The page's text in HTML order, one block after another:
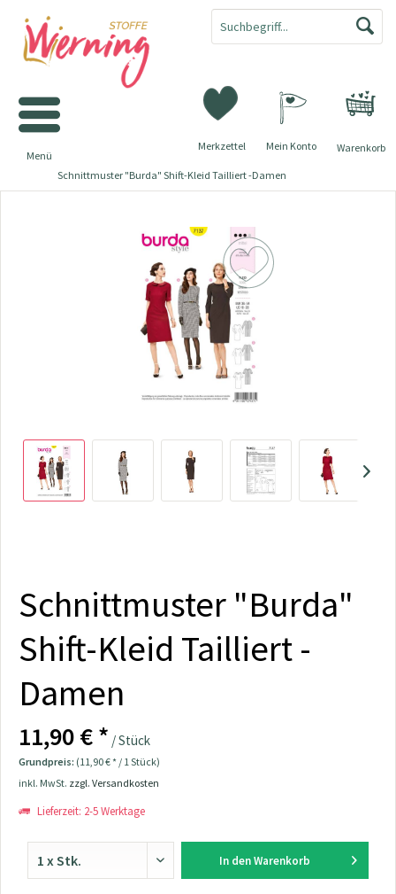
Warenkorb
Merkzettel Mein Konto
Menü
Schnittmuster "Burda" Shift-Kleid Tailliert -Damen
Schnittmuster "Burda"
Shift-Kleid Tailliert -
Damen
11,90 € * / Stück
Grundpreis: (11,90 € * / 1 Stück)
inkl. MwSt. zzgl. Versandkosten
Lieferzeit: 2-5 Werktage
In den Warenkorb